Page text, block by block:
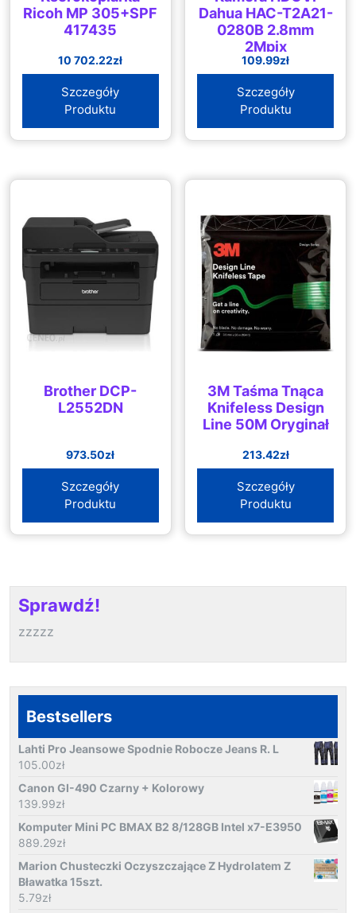
Ricoh MP 305+SPF
417435
10 702.22zł
Szczegóły
Produktu
Dahua HAC-T2A21-
0280B 2.8mm
2Mpix
109.99zł
Szczegóły
Produktu
Brother DCP-
L2552DN
973.50zł
Szczegóły
Produktu
3M Taśma Tnąca
Knifeless Design
Line 50M Oryginał
213.42zł
Szczegóły
Produktu
Sprawdź!
zzzzz
Bestsellers
Lahti Pro Jeansowe Spodnie Robocze Jeans R. L
105.00zł
Canon GI-490 Czarny + Kolorowy
139.99zł
Komputer Mini PC BMAX B2 8/128GB Intel x7-E3950
889.29zł
Marion Chusteczki Oczyszczające Z Hydrolatem Z
Bławatka 15szt.
5.79zł